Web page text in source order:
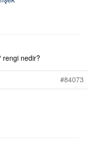
rengi nedir?
#84073